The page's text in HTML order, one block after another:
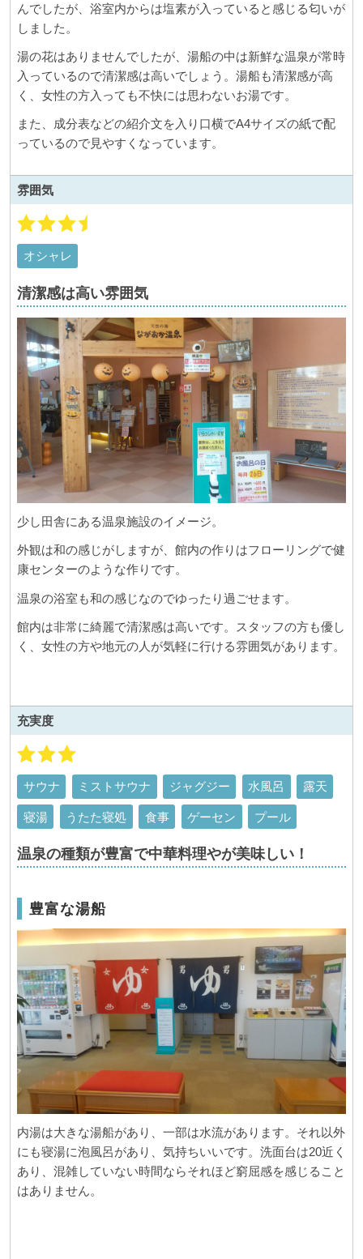
んでしたが、浴室内からは塩素が入っていると感じる匂いが
しました。
湯の花はありませんでしたが、湯船の中は新鮮な温泉が常時
入っているので清潔感は高いでしょう。湯船も清潔感が高
く、女性の方入っても不快には思わないお湯です。
また、成分表などの紹介文を入り口横でA4サイズの紙で配
っているので見やすくなっています。
雰囲気
オシャレ
清潔感は高い雰囲気
少し田舎にある温泉施設のイメージ。
外観は和の感じがしますが、館内の作りはフローリングで健
康センターのような作りです。
温泉の浴室も和の感じなのでゆったり過ごせます。
館内は非常に綺麗で清潔感は高いです。スタッフの方も優し
く、女性の方や地元の人が気軽に行ける雰囲気があります。
充実度
サウナ ミストサウナ ジャグジー 水風呂 露天
寝湯 うたた寝処 食事 ゲーセン プール
温泉の種類が豊富で中華料理やが美味しい！
豊富な湯船
内湯は大きな湯船があり、一部は水流があります。それ以外
にも寝湯に泡風呂があり、気持ちいいです。洗面台は20近く
あり、混雑していない時間ならそれほど窮屈感を感じること
はありません。